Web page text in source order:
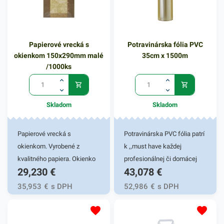
Papierové vrecká s
okienkom 150x290mm malé
/1000ks
Skladom
Papierové vrecká s
okienkom. Vyrobené z
kvalitného papiera. Okienko
zabezpečí hygienickú
identifikáciu tovaru
zabaleného vo vrecku.
29,230 €
35,953 € s DPH
Potravinárska fólia PVC
35cm x 1500m
Skladom
Potravinárska PVC fólia patrí
k ,,must have každej
profesionálnej či domácej
kuchyne. Vďaka dobrému
priľnutiu a nepriepustnosti
vzduchu, pachov a vlhkosti
uchovajú vaše potraviny dlho
svieže a voňavé. Manipulácia
43,078 €
52,986 € s DPH